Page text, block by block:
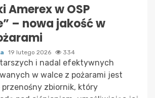
Amerex w OSP
– nowa jakość w
19 lutego 2026 334
i nadal efektywnych
w walce z pożarami jest
przenośny zbiornik, który